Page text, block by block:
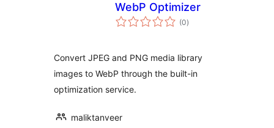
WebP Optimizer
(0total
ratings
)
Convert JPEG and PNG media library
images to WebP through the built-in
optimization service.
maliktanveer